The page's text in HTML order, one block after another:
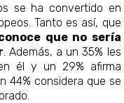
se ha convertido en
Tanto es así, que
que no sería
. Además, a un 35% les
él y un 29% afirma
44% considera que se